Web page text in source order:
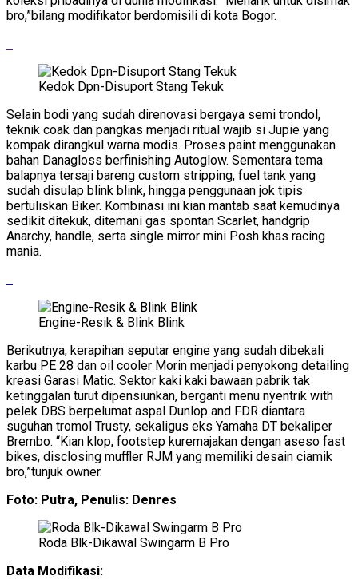
bro,”bilang modifikator berdomisili di kota Bogor.
Kedok Dpn-Disuport Stang Tekuk
Selain bodi yang sudah direnovasi bergaya semi trondol,
teknik coak dan pangkas menjadi ritual wajib si Jupie yang
kompak dirangkul warna modis. Proses paint menggunakan
bahan Danagloss berfinishing Autoglow. Sementara tema
balapnya tersaji bareng custom stripping, fuel tank yang
sudah disulap blink blink, hingga penggunaan jok tipis
bertuliskan Biker. Kombinasi ini kian mantab saat kemudinya
sedikit ditekuk, ditemani gas spontan Scarlet, handgrip
Anarchy, handle, serta single mirror mini Posh khas racing
mania.
Engine-Resik & Blink Blink
Berikutnya, kerapihan seputar engine yang sudah dibekali
karbu PE 28 dan oil cooler Morin menjadi penyokong detailing
kreasi Garasi Matic. Sektor kaki kaki bawaan pabrik tak
ketinggalan turut dipensiunkan, berganti menu nyentrik with
pelek DBS berpelumat aspal Dunlop and FDR diantara
suguhan tromol Trusty, sekaligus eks Yamaha DT bekaliper
Brembo. “Kian klop, footstep kuremajakan dengan aseso fast
bikes, disclosing muffler RJM yang memiliki desain ciamik
bro,”tunjuk owner.
Foto: Putra, Penulis: Denres
Roda Blk-Dikawal Swingarm B Pro
Data Modifikasi: